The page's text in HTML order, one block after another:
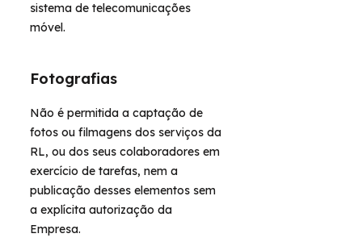
sistema de telecomunicações
móvel.
Fotografias
Não é permitida a captação de
fotos ou filmagens dos serviços da
RL, ou dos seus colaboradores em
exercício de tarefas, nem a
publicação desses elementos sem
a explícita autorização da
Empresa.